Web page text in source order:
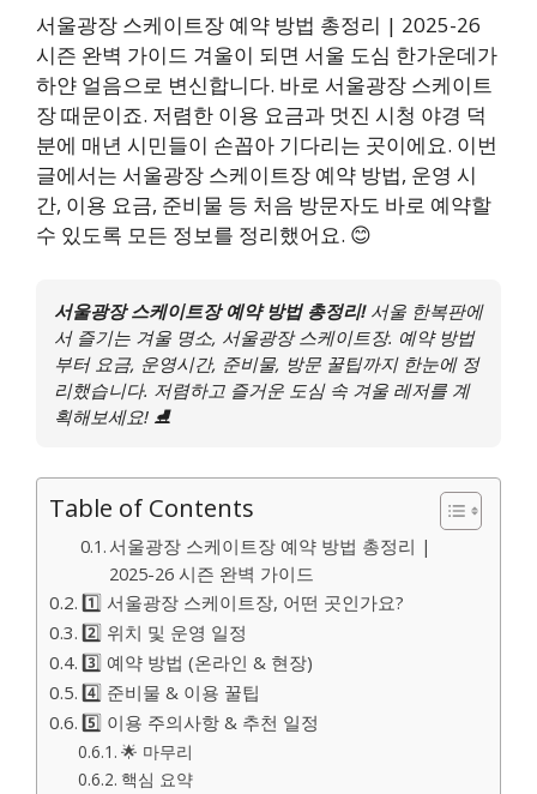
서울광장 스케이트장 예약 방법 총정리 | 2025-26
시즌 완벽 가이드 겨울이 되면 서울 도심 한가운데가
하얀 얼음으로 변신합니다. 바로 서울광장 스케이트
장 때문이죠. 저렴한 이용 요금과 멋진 시청 야경 덕
분에 매년 시민들이 손꼽아 기다리는 곳이에요. 이번
글에서는 서울광장 스케이트장 예약 방법, 운영 시
간, 이용 요금, 준비물 등 처음 방문자도 바로 예약할
수 있도록 모든 정보를 정리했어요. 😊
서울광장 스케이트장 예약 방법 총정리!서울 한복판에
서 즐기는 겨울 명소, 서울광장 스케이트장. 예약 방법
부터 요금, 운영시간, 준비물, 방문 꿀팁까지 한눈에 정
리했습니다. 저렴하고 즐거운 도심 속 겨울 레저를 계
획해보세요! ⛸
Table of Contents
서울광장 스케이트장 예약 방법 총정리 |
2025-26 시즌 완벽 가이드
1️⃣ 서울광장 스케이트장, 어떤 곳인가요?
2️⃣ 위치 및 운영 일정
3️⃣ 예약 방법 (온라인 & 현장)
4️⃣ 준비물 & 이용 꿀팁
5️⃣ 이용 주의사항 & 추천 일정
🌟 마무리
핵심 요약